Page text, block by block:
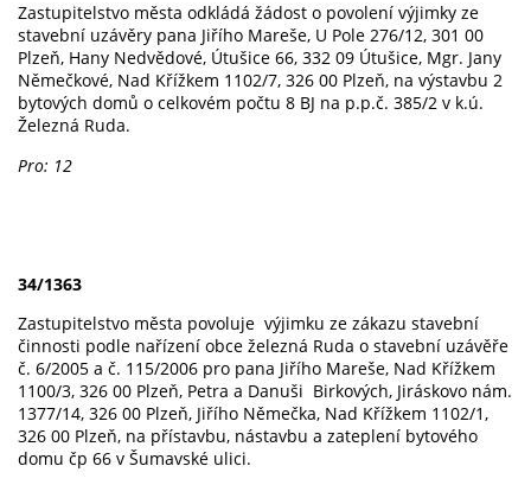
Zastupitelstvo města odkládá žádost o povolení výjimky ze
stavební uzávěry pana Jiřího Mareše, U Pole 276/12, 301 00
Plzeň, Hany Nedvědové, Útušice 66, 332 09 Útušice, Mgr. Jany
Němečkové, Nad Křížkem 1102/7, 326 00 Plzeň, na výstavbu 2
bytových domů o celkovém počtu 8 BJ na p.p.č. 385/2 v k.ú.
Železná Ruda.
Pro: 12
34/1363
Zastupitelstvo města povoluje výjimku ze zákazu stavební
činnosti podle nařízení obce železná Ruda o stavební uzávěře
č. 6/2005 a č. 115/2006 pro pana Jiřího Mareše, Nad Křížkem
1100/3, 326 00 Plzeň, Petra a Danuši Birkových, Jiráskovo nám.
1377/14, 326 00 Plzeň, Jiřího Němečka, Nad Křížkem 1102/1,
326 00 Plzeň, na přístavbu, nástavbu a zateplení bytového
domu čp 66 v Šumavské ulici.